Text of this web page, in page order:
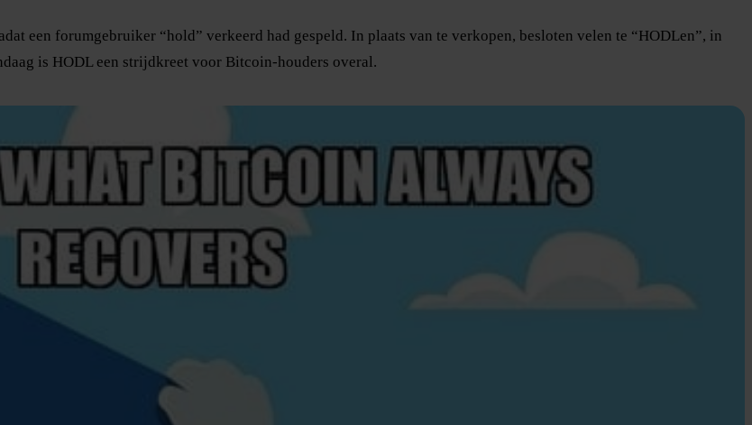
een forumgebruiker “hold” verkeerd had gespeld. In plaats van te verkopen, besloten velen te “HODLen”, in
is HODL een strijdkreet voor Bitcoin-houders overal.